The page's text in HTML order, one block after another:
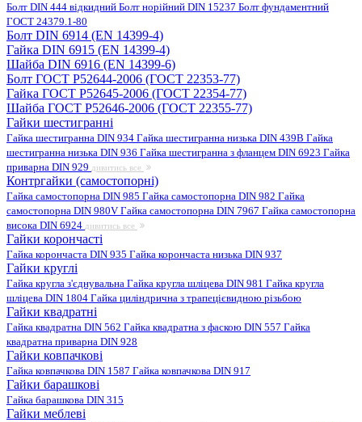
Болт DIN 444 відкидний Болт норійний DIN 15237 Болт фундаментний
ГОСТ 24379.1-80
Болт DIN 6914 (EN 14399-4)
Гайка DIN 6915 (EN 14399-4)
Шайба DIN 6916 (EN 14399-6)
Болт ГОСТ Р52644-2006 (ГОСТ 22353-77)
Гайка ГОСТ Р52645-2006 (ГОСТ 22354-77)
Шайба ГОСТ Р52646-2006 (ГОСТ 22355-77)
Гайки шестигранні
Гайка шестигранна DIN 934 Гайка шестигранна низька DIN 439B Гайка
шестигранна низька DIN 936 Гайка шестигранна з фланцем DIN 6923 Гайка
приварна DIN 929 дивитись все
Контргайки (самостопорні)
Гайка самостопорна DIN 985 Гайка самостопорна DIN 982 Гайка
самостопорна DIN 980V Гайка самостопорна DIN 7967 Гайка самостопорна
висока DIN 6924 дивитись все
Гайки корончасті
Гайка корончаста DIN 935 Гайка корончаста низька DIN 937
Гайки круглі
Гайка кругла з'єднувальна Гайка кругла шліцева DIN 981 Гайка кругла
шліцева DIN 1804 Гайка циліндрична з трапецієвидною різьбою
Гайки квадратні
Гайка квадратна DIN 562 Гайка квадратна з фаскою DIN 557 Гайка
квадратна приварна DIN 928
Гайки ковпачкові
Гайка ковпачкова DIN 1587 Гайка ковпачкова DIN 917
Гайки барашкові
Гайка барашкова DIN 315
Гайки меблеві